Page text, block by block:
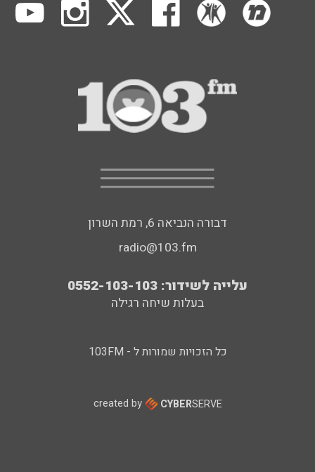
דבורה הנביאה 6, רמת השרון
radio@103.fm
עלייה לשידור: 0552-103-103
בעלות שיחה רגילה
כל הזכויות שמורות ל - 103FM
created by CYBERSERVE